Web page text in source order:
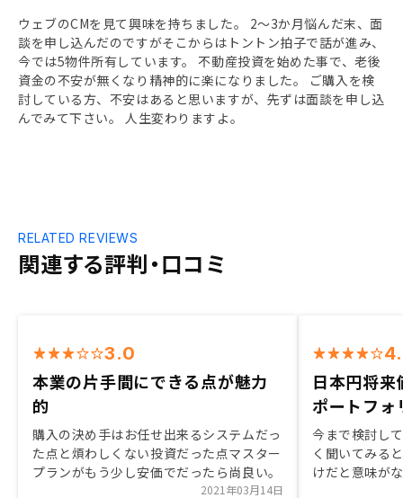
ウェブのCMを見て興味を持ちました。 2〜3か月悩んだ末、面
談を申し込んだのですがそこからはトントン拍子で話が進み、
今では5物件所有しています。 不動産投資を始めた事で、老後
資金の不安が無くなり精神的に楽になりました。 ご購入を検
討している方、不安はあると思いますが、先ずは面談を申し込
んでみて下さい。 人生変わりますよ。
関連する評判・口コミ
RELATED REVIEWS
3.0
本業の片手間にできる点が魅力
的
購入の決め手はお任せ出来るシステムだっ
た点と煩わしくない投資だった点マスター
プランがもう少し安価でだったら尚良い。
2021年03月14日
日本円将
ポートフォ
今まで検討し
く聞いてみる
けだと意味が